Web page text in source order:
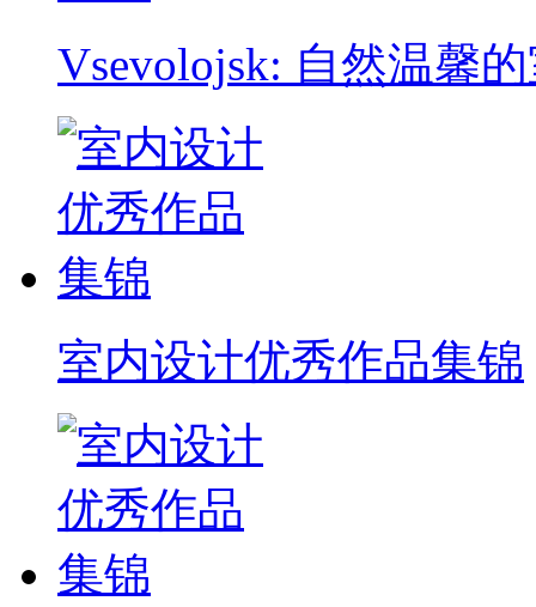
Vsevolojsk: 自然温馨
室内设计优秀作品集锦